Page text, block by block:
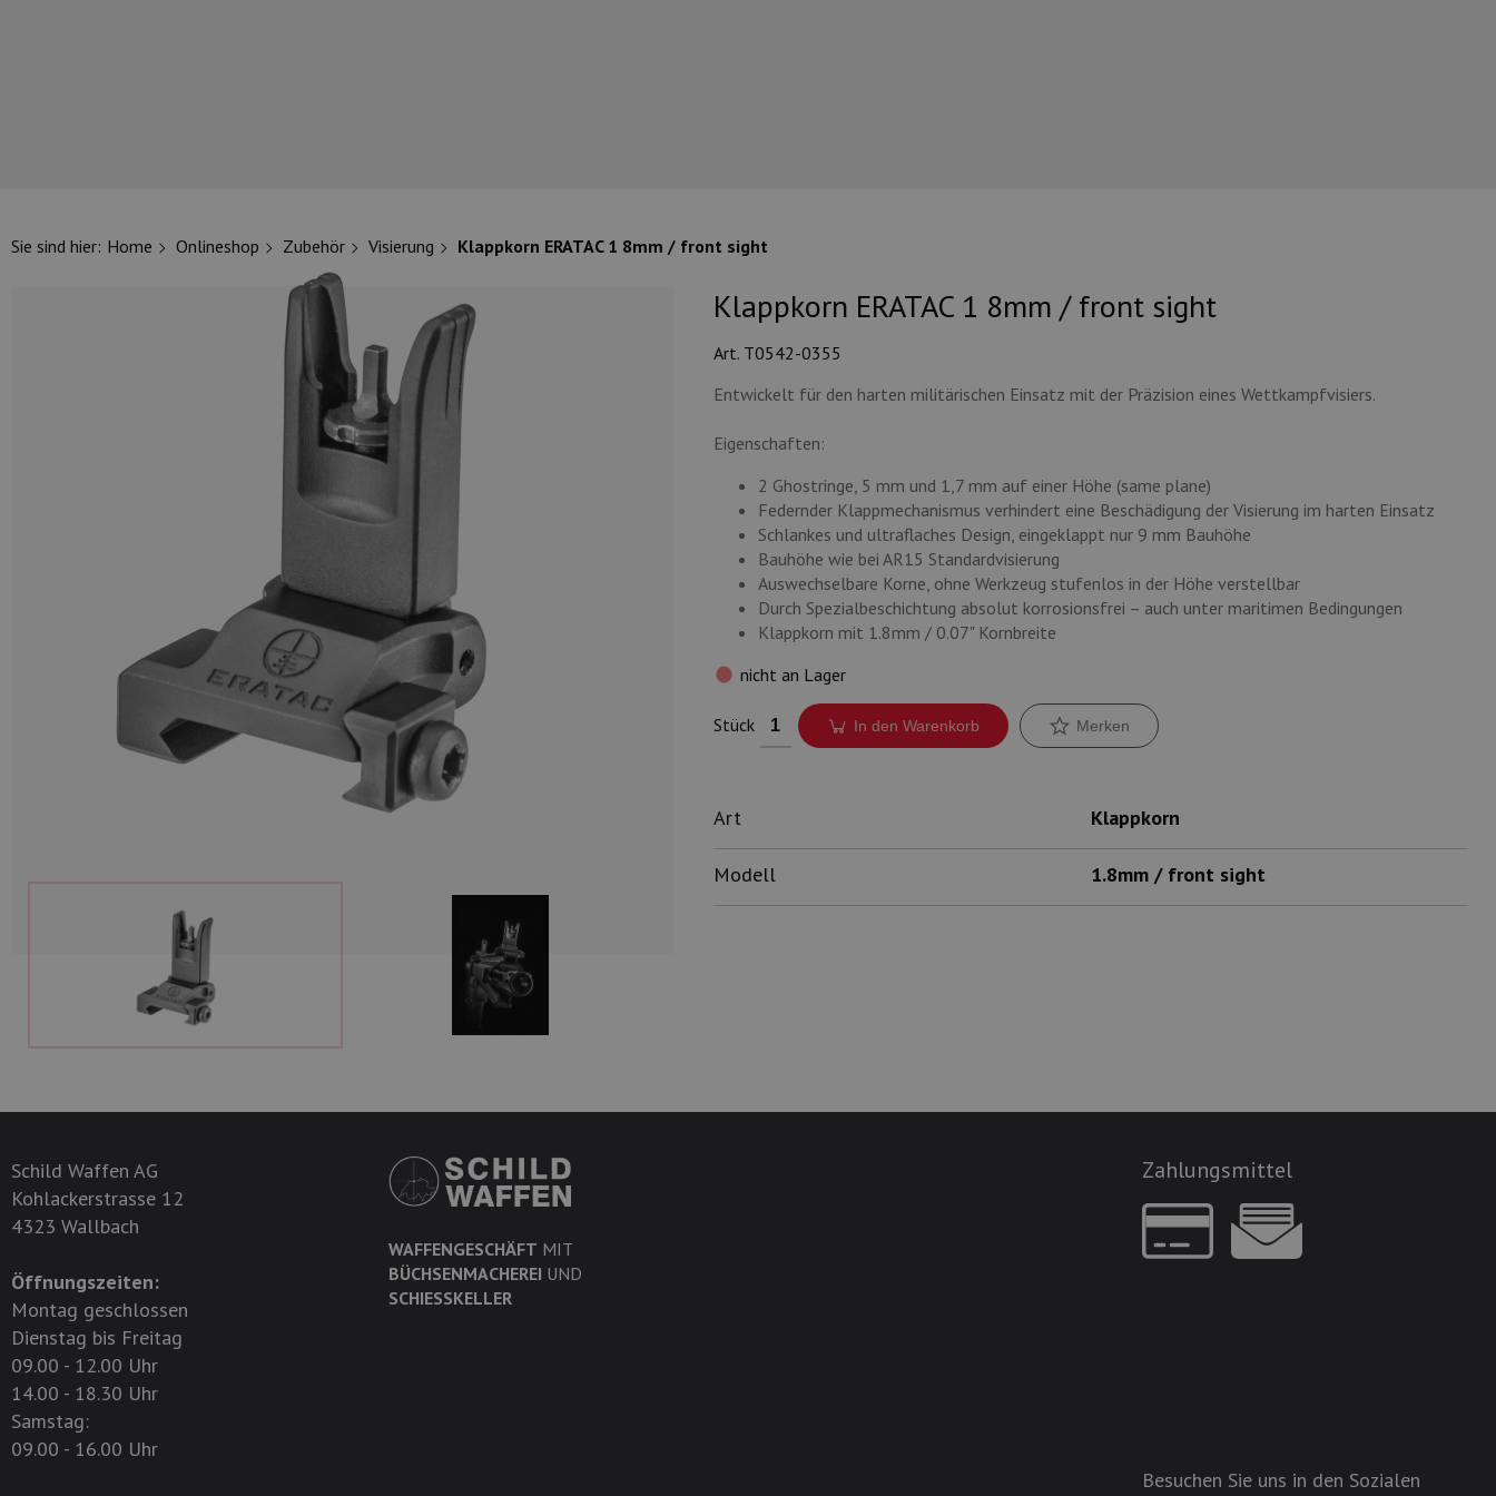
Sie sind hier: Home Onlineshop Zubehör Visierung Klappkorn ERATAC 1 8mm / front sight
Klappkorn ERATAC 1 8mm / front sight
Art. T0542-0355
Entwickelt für den harten militärischen Einsatz mit der Präzision eines Wettkampfvisiers.
Eigenschaften:
2 Ghostringe, 5 mm und 1,7 mm auf einer Höhe (same plane)
Federnder Klappmechanismus verhindert eine Beschädigung der Visierung im harten Einsatz
Schlankes und ultraflaches Design, eingeklappt nur 9 mm Bauhöhe
Bauhöhe wie bei AR15 Standardvisierung
Auswechselbare Korne, ohne Werkzeug stufenlos in der Höhe verstellbar
Durch Spezialbeschichtung absolut korrosionsfrei – auch unter maritimen Bedingungen
Klappkorn mit 1.8mm / 0.07" Kornbreite
nicht an Lager
Stück In den Warenkorb Merken
Art Klappkorn
Modell 1.8mm / front sight
Schild Waffen AG
Kohlackerstrasse 12
4323 Wallbach
Öffnungszeiten:
Montag geschlossen
Dienstag bis Freitag
09.00 - 12.00 Uhr
14.00 - 18.30 Uhr
Samstag:
09.00 - 16.00 Uhr
WAFFENGESCHÄFT MIT
BÜCHSENMACHEREI UND
SCHIESSKELLER
Zahlungsmittel
Besuchen Sie uns in den Sozialen